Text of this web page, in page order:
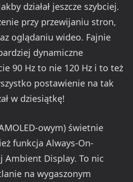
działał jeszcze szybciej.
przy przewijaniu stron,
oglądaniu wideo. Fajnie
dynamiczne
90 Hz to nie 120 Hz i to też
postawienie na tak
w dziesiątkę!
owym) świetnie
funkcja Always-On-
Ambient Display. To nic
na wygaszonym